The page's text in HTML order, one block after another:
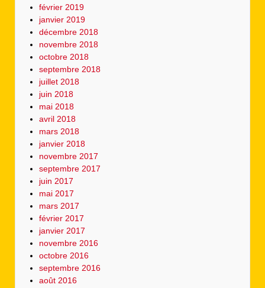
février 2019
janvier 2019
décembre 2018
novembre 2018
octobre 2018
septembre 2018
juillet 2018
juin 2018
mai 2018
avril 2018
mars 2018
janvier 2018
novembre 2017
septembre 2017
juin 2017
mai 2017
mars 2017
février 2017
janvier 2017
novembre 2016
octobre 2016
septembre 2016
août 2016